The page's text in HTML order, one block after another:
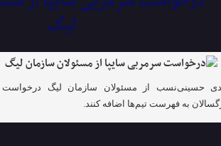
لیگ
حسینی‌نسب از مسئولان سازمان لیگ
به فهرست تیم‌ها اضافه کنند.